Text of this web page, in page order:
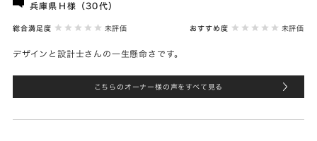
兵庫県Ｈ様（30代）
総合満足度 未評価 おすすめ度 未評価
デザインと設計士さんの一生懸命さです。
こちらのオーナー様の声をすべて見る